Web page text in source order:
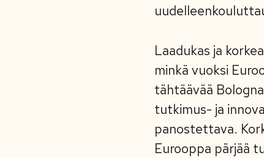
Laadukas ja
minkä vuoksi
tähtäävää
tutkimus- ja
panostettava.
Eurooppa pärjää